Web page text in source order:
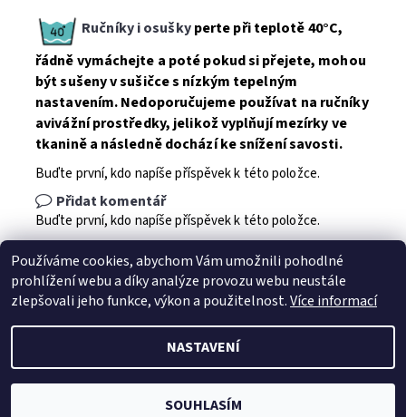
Ručníky i osuškyperte při teplotě 40°C,
řádně vymáchejte a poté pokud si přejete, mohou
být sušeny v sušičce s nízkým tepelným
nastavením. Nedoporučujeme používat na ručníky
avivážní prostředky, jelikož vyplňují mezírky ve
tkanině a následně dochází ke snížení savosti.
Buďte první, kdo napíše příspěvek k této položce.
Přidat komentář
Buďte první, kdo napíše příspěvek k této položce.
2026 © Jahu.cz, všechna práva vyhrazena
Vytvořil Shoptet
Používáme cookies, abychom Vám umožnili pohodlné
prohlížení webu a díky analýze provozu webu neustále
zlepšovali jeho funkce, výkon a použitelnost.Více informací
NASTAVENÍ
SOUHLASÍM